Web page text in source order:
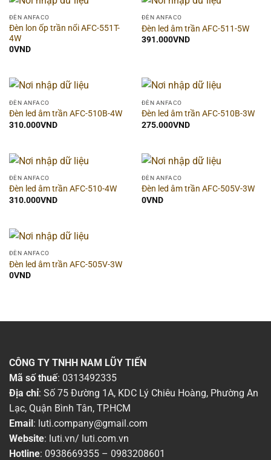
Hình dạng
Thời gian bảo hành ▶
Chất liệu
Chống nước (IP)
Công suất
Chiều ngang
Chiều cao
Góc chiếu
Thời gian bảo hành
Số lõi
ĐÈN ANFACO
Đèn lon ốp trần nổi AFC-551T-
4W
0VND
ĐÈN ANFACO
Đèn led âm trần AFC-511-5W
391.000VND
ĐÈN ANFACO
Đèn led âm trần AFC-510B-4W
310.000VND
ĐÈN ANFACO
Đèn led âm trần AFC-510B-3W
275.000VND
ĐÈN ANFACO
Đèn led âm trần AFC-510-4W
310.000VND
ĐÈN ANFACO
Đèn led âm trần AFC-505V-3W
0VND
ĐÈN ANFACO
Đèn led âm trần AFC-505V-3W
0VND
CÔNG TY TNHH NAM LŨY TIẾN
Mã số thuế: 0313492335
Địa chỉ: Số 75 Đường 1A, KDC Lý Chiêu Hoàng, Phường An
Lạc, Quận Bình Tân, TP.HCM
Email: luti.company@gmail.com
Website: luti.vn/ luti.com.vn
Hotline: 0938669355 – 0983208601